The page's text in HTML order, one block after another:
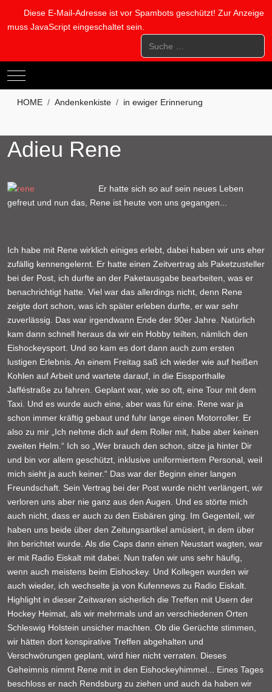
Diese E-Mail-Adresse ist vor Spambots geschützt! Zur Anzeige
muss JavaScript eingeschaltet sein.
Suchen
Mobile Menu Toggle
HOME Andenkenkiste in ewiger Erinnerung
Adieu Rene
Er hatte sich so auf sein neues Leben
gefreut und nun das, Rene ist heute von uns gegangen...
Ich habe mit Rene wirklich einiges erlebt, dabei haben wir uns eher
zufällig kennengelernt. Er hatte einen Zeitvertrag als Paketzusteller
bei der Post, ich durfte an der Paketausgabe bearbeiten, was er
benachrichtigt hatte. Viel war das allerdings nicht, denn Rene
zeigte dort schon, was ich später erleben durfte, er war sehr
zuverlässig. Das war irgendwann Ende der 90er Jahre. Natürlich
kam dann schnell heraus da wir ein Hobby teilten, nämlich den
Eishockeysport. Und so kam es dort dann auch zum ersten
lustigen Erlebnis. An einem Freitag saß ich wieder wie auf heißen
Kohlen auf Arbeit und wartete darauf, in die Eissporthalle
Jafféstraße zu fahren. Geplant war, wie so oft, eine Tour mit dem
Taxi. Und es wurde auch eine, aber was für eine. Rene war ja
schon immer kräftig gebaut und fuhr lange einen Motorroller. Er
also zu mir „Ich nehme dich auf dem Roller mit, habe aber keinen
zweiten Helm.“ Ich so „Wer brauch den schon, sitze ja hinter Dir
und bin vor allem geschützt, inklusive uniformiertem Personal, weil
mich sieht ja auch keiner.“ Das war der Beginn einer langen
Freundschaft. Sein Vertrag bei der Post wurde nicht verlängert, wir
verloren uns aber nie ganz aus den Augen. Und es störte mich
auch nicht, dass er auch zu den Eisbären ging. Im Gegenteil, wir
haben uns beide über den Zeitungsartikel amüsiert, in dem über
ihn berichtet wurde. Als die Caps dann einen Neustart wagten, war
er mit Radio Eiskalt mit dabei. Nun trafen wir uns sehr häufig,
wenn auch meistens beim Eishockey. Und Kollegen wurden wir
auch wieder, ich wechselte ja von Kufennews zu Radio Eiskalt.
Highlight in dieser Zeitwaren sicherlich die Treffen mit Usern der
Hockey Heimat, als wir mehrmals und an verschiedenen Orten
Schleswig Holstein unsicher machten. Ob die Gerüchte stimmen,
wir hätten dort konspirative Treffen abgehalten und
Verschwörungen geplant, wird hier nicht verraten. Dieses
Geheimnis nimmt Rene mit in den Eishockeyhimmel... Eines Tages
beschloss er nach Rendsburg zu ziehen und auch da haben wir